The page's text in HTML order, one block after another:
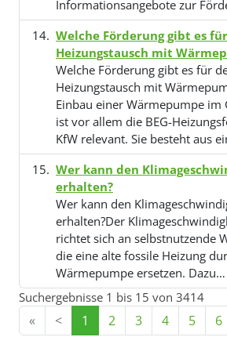
Informationsangebote zur
Welche Förderung gibt es
Heizungstausch mit
Welche Förderung gibt es für
Heizungstausch mit
Einbau einer Wärmepumpe im
ist vor allem die BEG-
KfW relevant. Sie besteht aus
Wer kann den
erhalten?
Wer kann den
erhalten?Der
richtet sich an selbstnutzende
die eine alte fossile Heizung
Wärmepumpe ersetzen. Dazu…
Suchergebnisse 1 bis 15 von 3414
« < 1 2 3 4 5 6